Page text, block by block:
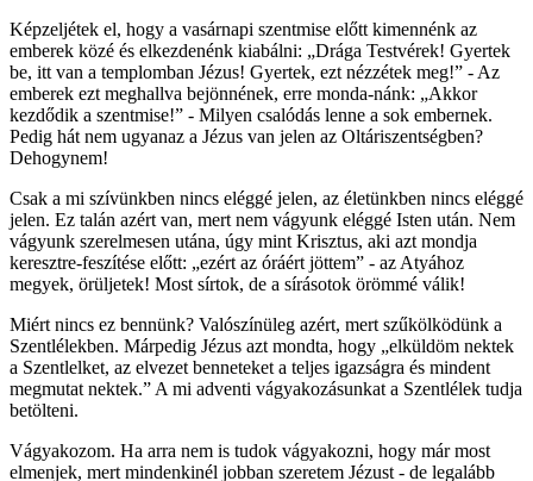
Képzeljétek el, hogy a vasárnapi szentmise előtt kimennénk az
emberek közé és elkezdenénk kiabálni: „Drága Testvérek! Gyertek
be, itt van a templomban Jézus! Gyertek, ezt nézzétek meg!” - Az
emberek ezt meghallva bejönnének, erre monda-nánk: „Akkor
kezdődik a szentmise!” - Milyen csalódás lenne a sok embernek.
Pedig hát nem ugyanaz a Jézus van jelen az Oltáriszentségben?
Dehogynem!
Csak a mi szívünkben nincs eléggé jelen, az életünkben nincs eléggé
jelen. Ez talán azért van, mert nem vágyunk eléggé Isten után. Nem
vágyunk szerelmesen utána, úgy mint Krisztus, aki azt mondja
keresztre-feszítése előtt: „ezért az óráért jöttem” - az Atyához
megyek, örüljetek! Most sírtok, de a sírásotok örömmé válik!
Miért nincs ez bennünk? Valószínüleg azért, mert szűkölködünk a
Szentlélekben. Márpedig Jézus azt mondta, hogy „elküldöm nektek
a Szentlelket, az elvezet benneteket a teljes igazságra és mindent
megmutat nektek.” A mi adventi vágyakozásunkat a Szentlélek tudja
betölteni.
Vágyakozom. Ha arra nem is tudok vágyakozni, hogy már most
elmenjek, mert mindenkinél jobban szeretem Jézust - de legalább